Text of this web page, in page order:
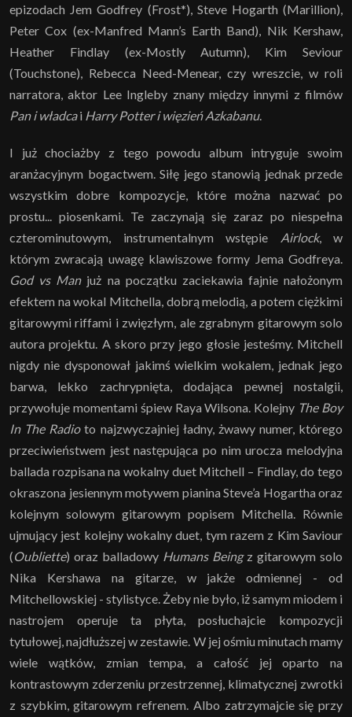
epizodach Jem Godfrey (Frost*), Steve Hogarth (Marillion),
Peter Cox (ex-Manfred Mann’s Earth Band), Nik Kershaw,
Heather Findlay (ex-Mostly Autumn), Kim Seviour
(Touchstone), Rebecca Need-Menear, czy wreszcie, w roli
narratora, aktor Lee Ingleby znany między innymi z filmów
Pan i władcai Harry Potter i więzień Azkabanu.
I już chociażby z tego powodu album intryguje swoim
aranżacyjnym bogactwem. Siłę jego stanowią jednak przede
wszystkim dobre kompozycje, które można nazwać po
prostu... piosenkami. Te zaczynają się zaraz po niespełna
czterominutowym, instrumentalnym wstępie Airlock, w
którym zwracają uwagę klawiszowe formy Jema Godfreya.
God vs Manjuż na początku zaciekawia fajnie nałożonym
efektem na wokal Mitchella, dobrą melodią, a potem ciężkimi
gitarowymi riffami i zwięzłym, ale zgrabnym gitarowym solo
autora projektu. A skoro przy jego głosie jesteśmy. Mitchell
nigdy nie dysponował jakimś wielkim wokalem, jednak jego
barwa, lekko zachrypnięta, dodająca pewnej nostalgii,
przywołuje momentami śpiew Raya Wilsona. Kolejny The Boy
In The Radioto najzwyczajniej ładny, żwawy numer, którego
przeciwieństwem jest następująca po nim urocza melodyjna
ballada rozpisana na wokalny duet Mitchell – Findlay, do tego
okraszona jesiennym motywem pianina Steve’a Hogartha oraz
kolejnym solowym gitarowym popisem Mitchella. Równie
ujmujący jest kolejny wokalny duet, tym razem z Kim Saviour
(Oubliette) oraz balladowy Humans Beingz gitarowym solo
Nika Kershawa na gitarze, w jakże odmiennej - od
Mitchellowskiej - stylistyce. Żeby nie było, iż samym miodem i
nastrojem operuje ta płyta, posłuchajcie kompozycji
tytułowej, najdłuższej w zestawie. W jej ośmiu minutach mamy
wiele wątków, zmian tempa, a całość jej oparto na
kontrastowym zderzeniu przestrzennej, klimatycznej zwrotki
z szybkim, gitarowym refrenem. Albo zatrzymajcie się przy